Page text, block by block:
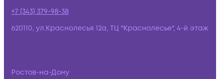
+7 (343) 379-98-38
620110, ул.Краснолесья 12а, ТЦ "Краснолесье", 4-й этаж
Ростов-на-Дону